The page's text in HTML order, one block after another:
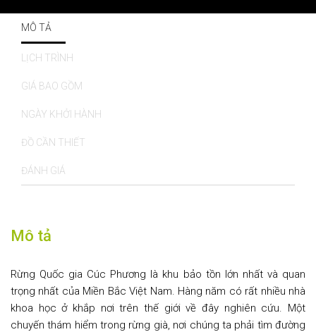
MÔ TẢ
LỊCH TRÌNH
GIÁ BAO GỒM
NGÀY KHỞI HÀNH
ĐỒ CẦN THIẾT
ĐÁNH GIÁ
Mô tả
Rừng Quốc gia Cúc Phương là khu bảo tồn lớn nhất và quan
trọng nhất của Miền Bắc Việt Nam. Hàng năm có rất nhiều nhà
khoa học ở khắp nơi trên thế giới về đây nghiên cứu. Một
chuyến thám hiểm trong rừng già, nơi chúng ta phải tìm đường